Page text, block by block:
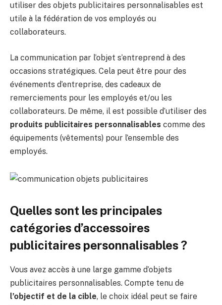
utiliser des objets publicitaires personnalisables est
utile à la fédération de vos employés ou
collaborateurs.
La communication par l’objet s’entreprend à des
occasions stratégiques. Cela peut être pour des
événements d’entreprise, des cadeaux de
remerciements pour les employés et/ou les
collaborateurs. De même, il est possible d’utiliser des
produits publicitaires personnalisables comme des
équipements (vêtements) pour l’ensemble des
employés.
Quelles sont les principales
catégories d’accessoires
publicitaires personnalisables ?
Vous avez accès à une large gamme d’objets
publicitaires personnalisables. Compte tenu de
l’objectif et de la cible, le choix idéal peut se faire